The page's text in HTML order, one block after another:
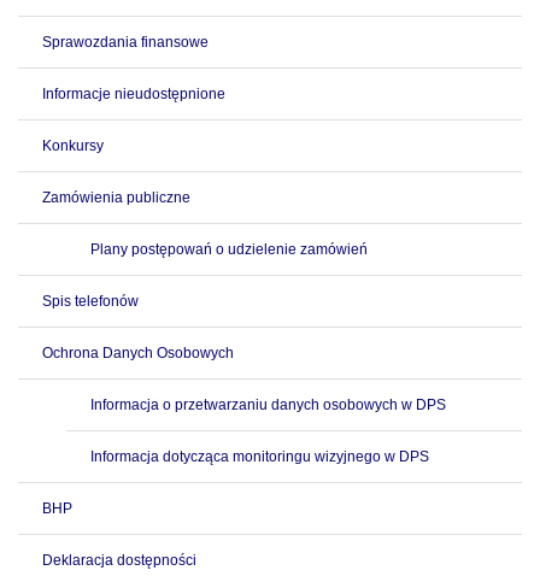
Sprawozdania finansowe
Informacje nieudostępnione
Konkursy
Zamówienia publiczne
Plany postępowań o udzielenie zamówień
Spis telefonów
Ochrona Danych Osobowych
Informacja o przetwarzaniu danych osobowych w DPS
Informacja dotycząca monitoringu wizyjnego w DPS
BHP
Deklaracja dostępności